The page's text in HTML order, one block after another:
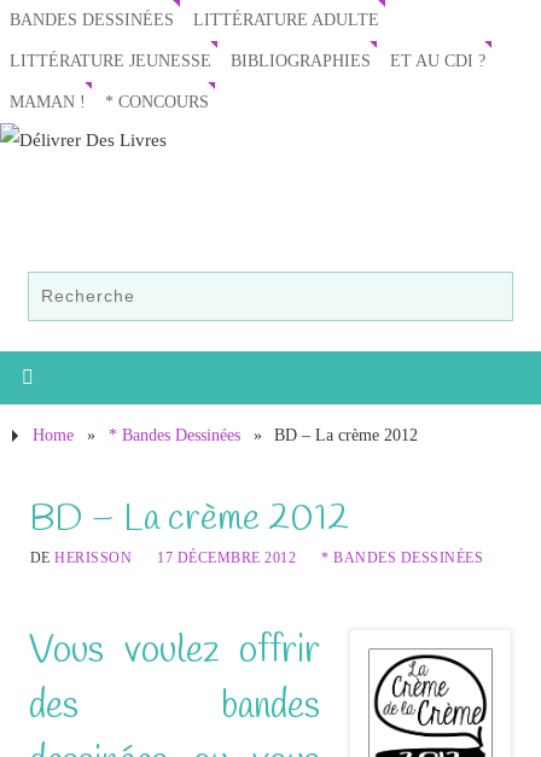
BANDES DESSINÉES LITTÉRATURE ADULTE
LITTÉRATURE JEUNESSE BIBLIOGRAPHIES ET AU CDI ?
MAMAN ! * CONCOURS
Home » * Bandes Dessinées » BD – La crème 2012
BD – La crème 2012
DEHERISSON 17 DÉCEMBRE 2012 * BANDES DESSINÉES
Vous voulez offrir
des bandes